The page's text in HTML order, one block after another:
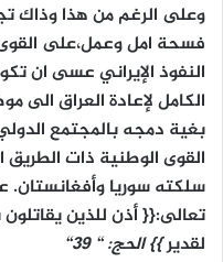
وعلى الرغممن هذا وذاك
فسحة امل وعمل،على
النفوذ الإيراني عسى ان
الكامل لإعادة العراق الى
بغية دمجه بالمجتمع
القوى الوطنية ذات الطريق
سلكته سوريا
تعالى:{{ أذن للذين
لقدير}}الحج:“
39
“